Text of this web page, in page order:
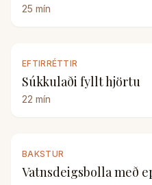
25 mín
EFTIRRÉTTIR
Súkkulaði fyllt hjörtu
22 mín
BAKSTUR
Vatnsdeigsbolla með